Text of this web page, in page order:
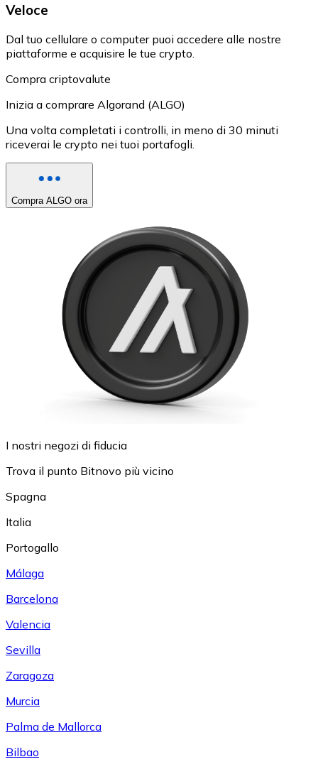
Veloce
Dal tuo cellulare o computer puoi accedere alle nostre
piattaforme e acquisire le tue crypto.
Compra criptovalute
Inizia a comprare Algorand (ALGO)
Una volta completati i controlli, in meno di 30 minuti
riceverai le crypto nei tuoi portafogli.
Compra ALGO ora
I nostri negozi di fiducia
Trova il punto Bitnovo più vicino
Spagna
Italia
Portogallo
Málaga
Barcelona
Valencia
Sevilla
Zaragoza
Murcia
Palma de Mallorca
Bilbao